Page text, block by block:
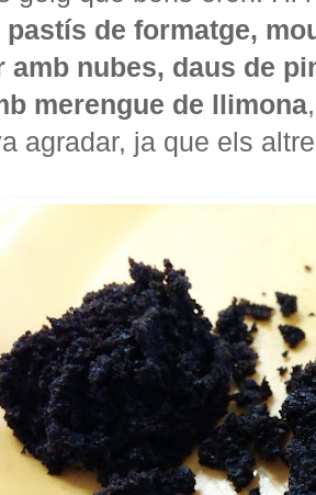
de formatge,
amb nubes, daus de
merengue de llimona
agradar, ja que els